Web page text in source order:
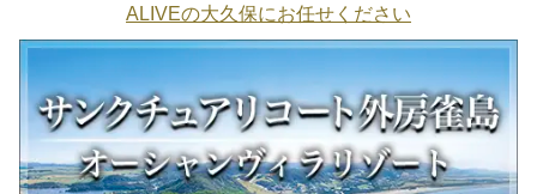
ALIVEの大久保にお任せください